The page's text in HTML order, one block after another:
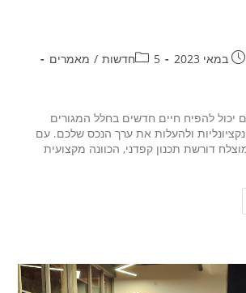
5חדשות / מאמרים
יכול להפיח חיים חדשים בחלל המגורים
ולהעלות את ערך הנכס שלכם. עם
דורשת תכנון קפדני, הכוונה מקצועית